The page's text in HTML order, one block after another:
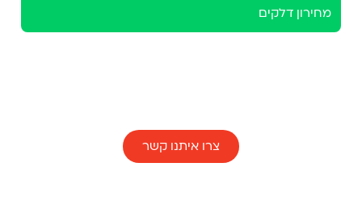
מחירון דלקים
צרו איתנו קשר